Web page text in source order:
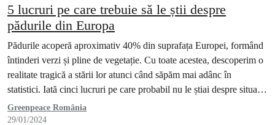
5 lucruri pe care trebuie să le știi despre
pădurile din Europa
Pădurile acoperă aproximativ 40% din suprafața Europei, formând
întinderi verzi și pline de vegetație. Cu toate acestea, descoperim o
realitate tragică a stării lor atunci când săpăm mai adânc în
statistici. Iată cinci lucruri pe care probabil nu le știai despre situația
pădurilor europene.
Greenpeace România
29/01/2024